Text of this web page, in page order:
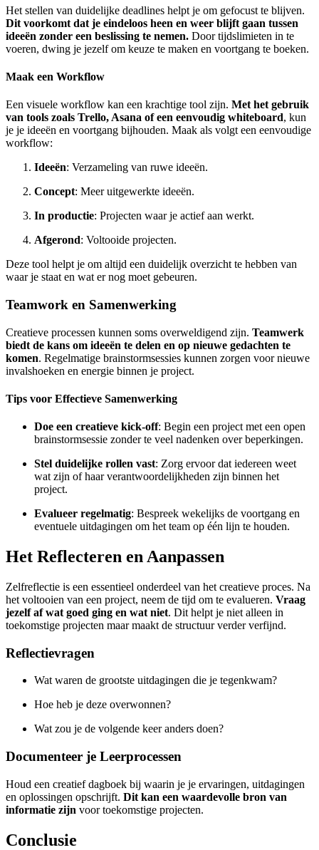
Het stellen van duidelijke deadlines helpt je om gefocust te blijven.
Dit voorkomt dat je eindeloos heen en weer blijft gaan tussen
ideeën zonder een beslissing te nemen. Door tijdslimieten in te
voeren, dwing je jezelf om keuze te maken en voortgang te boeken.
Maak een Workflow
Een visuele workflow kan een krachtige tool zijn. Met het gebruik
van tools zoals Trello, Asana of een eenvoudig whiteboard, kun
je je ideeën en voortgang bijhouden. Maak als volgt een eenvoudige
workflow:
Ideeën: Verzameling van ruwe ideeën.
Concept: Meer uitgewerkte ideeën.
In productie: Projecten waar je actief aan werkt.
Afgerond: Voltooide projecten.
Deze tool helpt je om altijd een duidelijk overzicht te hebben van
waar je staat en wat er nog moet gebeuren.
Teamwork en Samenwerking
Creatieve processen kunnen soms overweldigend zijn. Teamwerk
biedt de kans om ideeën te delen en op nieuwe gedachten te
komen. Regelmatige brainstormsessies kunnen zorgen voor nieuwe
invalshoeken en energie binnen je project.
Tips voor Effectieve Samenwerking
Doe een creatieve kick-off: Begin een project met een open
brainstormsessie zonder te veel nadenken over beperkingen.
Stel duidelijke rollen vast: Zorg ervoor dat iedereen weet
wat zijn of haar verantwoordelijkheden zijn binnen het
project.
Evalueer regelmatig: Bespreek wekelijks de voortgang en
eventuele uitdagingen om het team op één lijn te houden.
Het Reflecteren en Aanpassen
Zelfreflectie is een essentieel onderdeel van het creatieve proces. Na
het voltooien van een project, neem de tijd om te evalueren. Vraag
jezelf af wat goed ging en wat niet. Dit helpt je niet alleen in
toekomstige projecten maar maakt de structuur verder verfijnd.
Reflectievragen
Wat waren de grootste uitdagingen die je tegenkwam?
Hoe heb je deze overwonnen?
Wat zou je de volgende keer anders doen?
Documenteer je Leerprocessen
Houd een creatief dagboek bij waarin je je ervaringen, uitdagingen
en oplossingen opschrijft. Dit kan een waardevolle bron van
informatie zijn voor toekomstige projecten.
Conclusie